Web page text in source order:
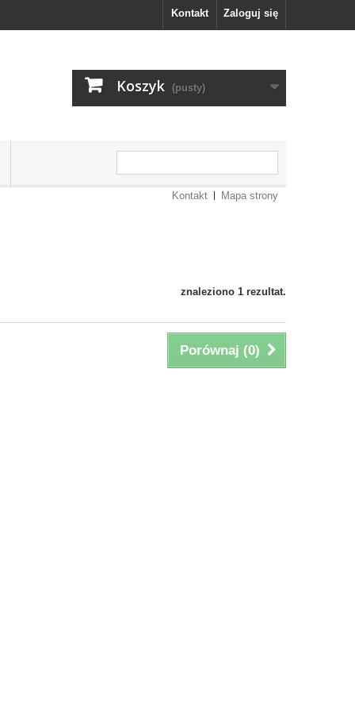
Zaloguj się
Kontakt
Koszyk (pusty)
Kontakt Mapa strony
znaleziono 1 rezultat.
Porównaj (0)